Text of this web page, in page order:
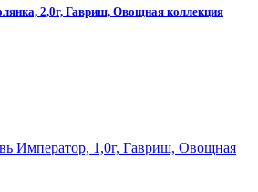
2,0г, Гавриш, Овощная коллекция